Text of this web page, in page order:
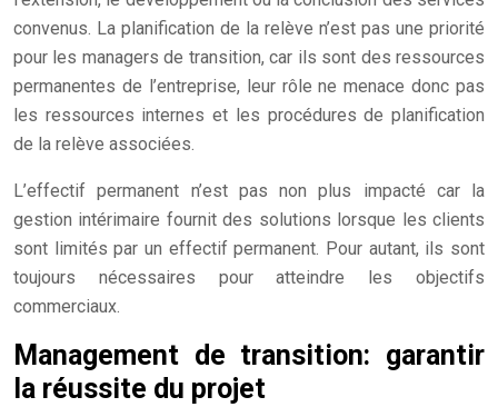
convenus. La planification de la relève n’est pas une priorité
pour les managers de transition, car ils sont des ressources
permanentes de l’entreprise, leur rôle ne menace donc pas
les ressources internes et les procédures de planification
de la relève associées.
L’effectif permanent n’est pas non plus impacté car la
gestion intérimaire fournit des solutions lorsque les clients
sont limités par un effectif permanent. Pour autant, ils sont
toujours nécessaires pour atteindre les objectifs
commerciaux.
Management de transition: garantir
la réussite du projet